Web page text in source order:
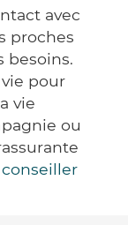
avec
proches
besoins.
pour
vie
ou